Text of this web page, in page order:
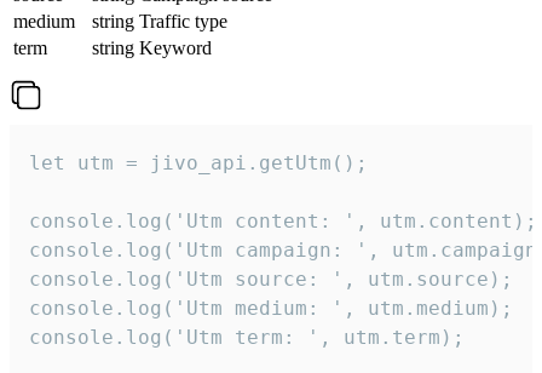
medium
string Traffic type
term
string Keyword
let utm = jivo_api.getUtm();
console.log('Utm content: ', utm.content);
console.log('Utm campaign: ',
console.log('Utm source: ', utm.source);
console.log('Utm medium: ', utm.medium);
console.log('Utm term: ', utm.term);